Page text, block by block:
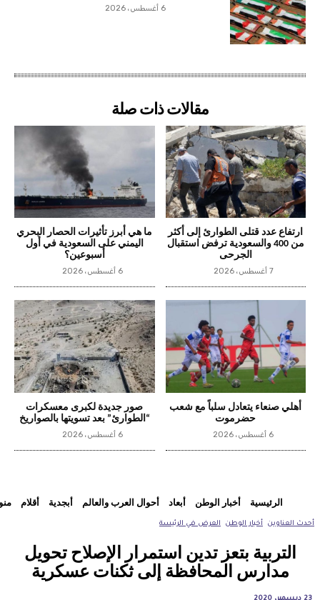
6 أغسطس، 2026
مقالات ذات صلة
ارتفاع عدد قتلى الطوارئ إلى أكثر
من 400 والسعودية ترفض استقبال
الجرحى
7 أغسطس، 2026
ما هي أبرز تأثيرات الحصار البحري
اليمني على السعودية في أول
أسبوعين؟
6 أغسطس، 2026
أهلي صنعاء يتعادل سلباً مع شعب
حضرموت
6 أغسطس، 2026
صور جديدة لكبرى معسكرات
“الطوارئ” بعد تسويتها بالصواريخ
6 أغسطس، 2026